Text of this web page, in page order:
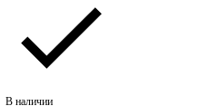
В наличии